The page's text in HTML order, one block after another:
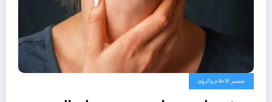
تفسير الاحلام والرؤى